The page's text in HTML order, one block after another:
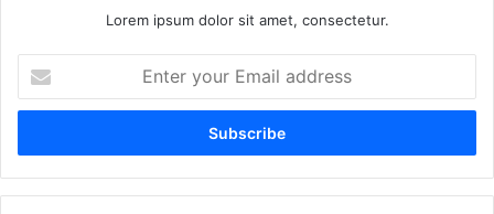
Lorem ipsum dolor sit amet, consectetur.
your
Email